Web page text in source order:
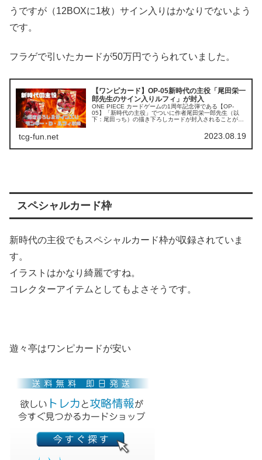
うですが（12BOXに1枚）サイン入りはかなりでないよう
です。
フラゲで引いたカードが50万円でうられていました。
【ワンピカード】OP-05新時代の主役「尾田栄一
郎先生のサイン入りルフィ」が封入
ONE PIECE カードゲームの1周年記念弾である【OP-
05】「新時代の主役」でついに作者尾田栄一郎先生（以
下：尾田っち）の描き下ろしカードが封入されることが判
tcg-fun.net 2023.08.19
スペシャルカード枠
新時代の主役でもスペシャルカード枠が収録されていま
す。
イラストはかなり綺麗ですね。
コレクターアイテムとしてもよさそうです。
遊々亭はワンピカードが安い